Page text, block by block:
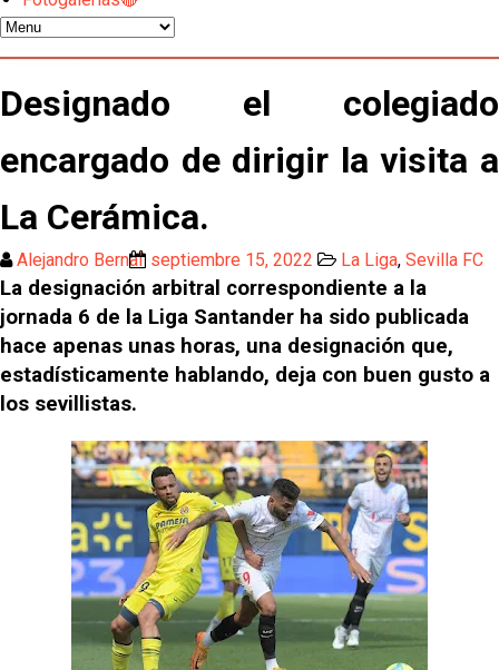
Los contratiempos para García Plaza por la mala
gestión de un inválido Consejo
El Sevilla C se queda en Tercera Federación
Atlético y Getafe agitan el mercado de LaLiga
Luis García Plaza: No sufrir ya es un paso adelante
El Sevilla FC plantea ampliar hasta cinco fichajes
más antes del cierre
Djibril Sow pone rumbo a Italia para firmar su nuevo
contrato con el Genoa
Kochorashvili, seria opción para reforzar el centro
del campo sevillista
Sow muy cerca de cerrar su traspaso al Genoa
Oso es el siguiente en la lista para salir
Banquillos confirmados: así queda la cantera del
Designado el colegiado
encargado de dirigir la visita a
La Cerámica.
Alejandro Bernal septiembre 15, 2022 La Liga, Sevilla FC
La designación arbitral correspondiente a la
jornada 6 de la Liga Santander ha sido publicada
hace apenas unas horas, una designación que,
estadísticamente hablando, deja con buen gusto a
los sevillistas.